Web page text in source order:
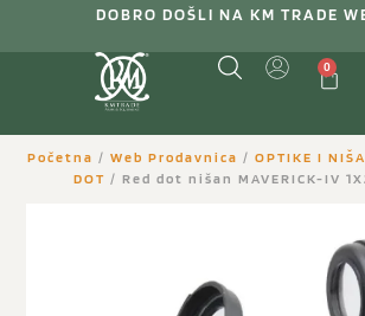
DOBRO DOŠLI NA KM TRADE
0
Početna / Web Prodavnica / OPTIKE I
DOT / Red dot nišan MAVERICK-IV